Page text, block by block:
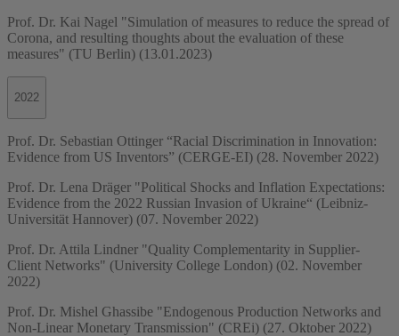
Prof. Dr. Kai Nagel "Simulation of measures to reduce the spread of
Corona, and resulting thoughts about the evaluation of these
measures" (TU Berlin) (13.01.2023)
2022
Prof. Dr. Sebastian Ottinger “Racial Discrimination in Innovation:
Evidence from US Inventors” (CERGE-EI) (28. November 2022)
Prof. Dr. Lena Dräger "Political Shocks and Inflation Expectations:
Evidence from the 2022 Russian Invasion of Ukraine“ (Leibniz-
Universität Hannover) (07. November 2022)
Prof. Dr. Attila Lindner "Quality Complementarity in Supplier-
Client Networks" (University College London) (02. November
2022)
Prof. Dr. Mishel Ghassibe "Endogenous Production Networks and
Non-Linear Monetary Transmission" (CREi) (27. Oktober 2022)